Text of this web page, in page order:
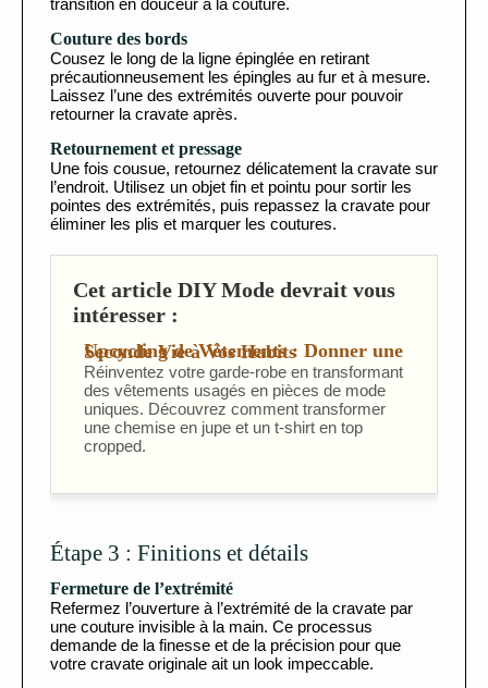
transition en douceur à la couture.
Couture des bords
Cousez le long de la ligne épinglée en retirant
précautionneusement les épingles au fur et à mesure.
Laissez l’une des extrémités ouverte pour pouvoir
retourner la cravate après.
Retournement et pressage
Une fois cousue, retournez délicatement la cravate sur
l’endroit. Utilisez un objet fin et pointu pour sortir les
pointes des extrémités, puis repassez la cravate pour
éliminer les plis et marquer les coutures.
Cet article DIY Mode devrait vous
intéresser :
Upcycling de Vêtements : Donner une Seconde Vie à Vos Habits
Réinventez votre garde-robe en transformant
des vêtements usagés en pièces de mode
uniques. Découvrez comment transformer
une chemise en jupe et un t-shirt en top
cropped.
Étape 3 : Finitions et détails
Fermeture de l’extrémité
Refermez l’ouverture à l’extrémité de la cravate par
une couture invisible à la main. Ce processus
demande de la finesse et de la précision pour que
votre cravate originale ait un look impeccable.